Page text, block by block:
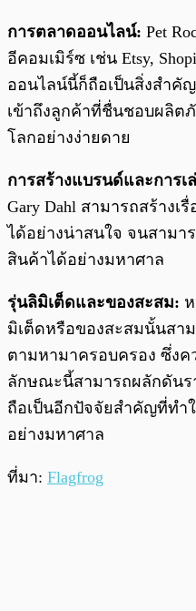
การตลาดออนไลน์: Pet
อีคอมเมิร์ซ เช่น Etsy,
ออนไลน์นี้ก็ถือเป็นสิ่งสำคั
เข้าถึงลูกค้าที่ชื่นชอบผลิ
โลกอย่างง่ายดาย
การสร้างแบรนด์และการเ
Gary Dahl สามารถสร้างเ
ได้อย่างน่าสนใจ จนสามา
สินค้าได้อย่างมหาศาล
รุ่นลิมิเต็ดและของสะสม:
มิเต็ดหรือของสะสมนั้นสา
ตามหามาครอบครอง ซึ่ง
ลักษณะนี้สามารถผลักดัน
ถือเป็นอีกปัจจัยสำคัญที่ทำใ
อย่างมหาศาล
ที่มา: Flagfrog